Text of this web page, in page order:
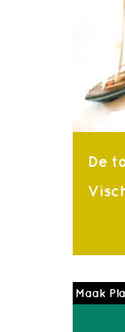
De
Maak